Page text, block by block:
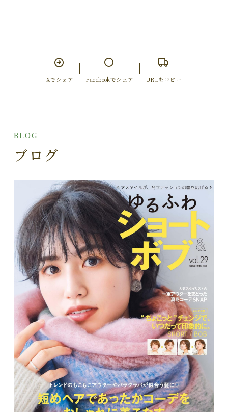
Xでシェア Facebookでシェア URLをコピー
BLOG
ブログ